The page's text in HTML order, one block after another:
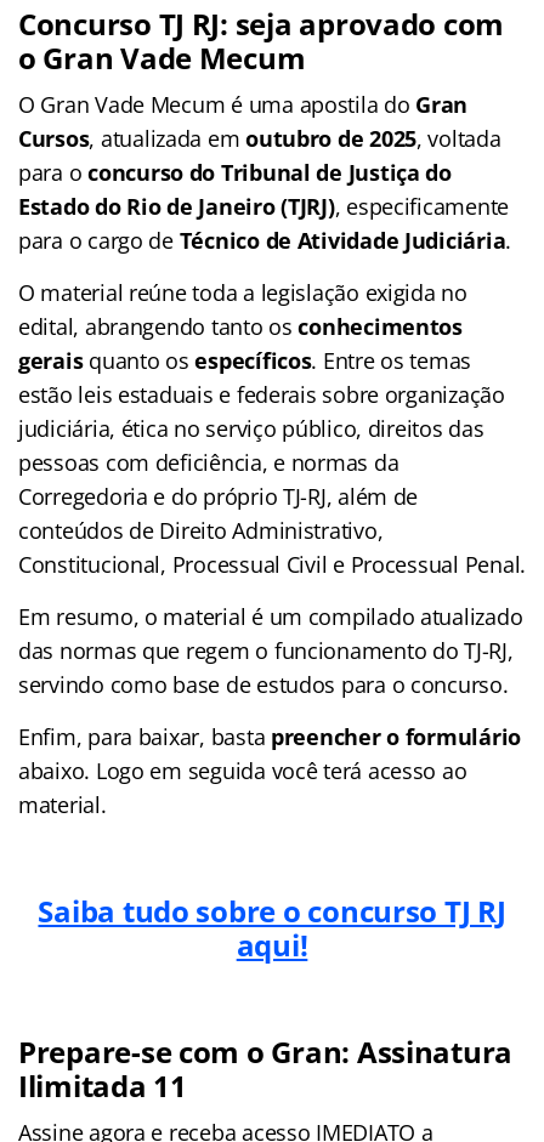
Concurso TJ RJ: seja aprovado com
o Gran Vade Mecum
O Gran Vade Mecum é uma apostila do Gran
Cursos, atualizada emoutubro de 2025, voltada
para oconcurso do Tribunal de Justiça do
Estado do Rio de Janeiro (TJRJ), especificamente
para o cargo de Técnico de Atividade Judiciária.
O material reúne toda a legislação exigida no
edital, abrangendo tanto osconhecimentos
geraisquanto osespecíficos. Entre os temas
estão leis estaduais e federais sobre organização
judiciária, ética no serviço público, direitos das
pessoas com deficiência, e normas da
Corregedoria e do próprio TJ-RJ, além de
conteúdos de Direito Administrativo,
Constitucional, Processual Civil e Processual Penal.
Em resumo, o material é um compilado atualizado
das normas que regem o funcionamento do TJ-RJ,
servindo como base de estudos para o concurso.
Enfim, para baixar, basta preencher o formulário
abaixo. Logo em seguida você terá acesso ao
material.
Saiba tudo sobre o concurso TJ RJ
aqui!
Prepare-se com o Gran: Assinatura
Ilimitada 11
Assine agora e receba acesso IMEDIATO a